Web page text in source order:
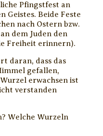
Pfingstfest an
Geistes. Beide Feste
nach Ostern bzw.
dem Juden den
Freiheit erinnern).
daran, dass das
gefallen,
erwachsen ist
verstanden
Welche Wurzeln